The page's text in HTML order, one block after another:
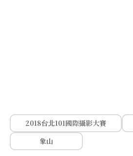
2018台北101國際攝影大賽
象山